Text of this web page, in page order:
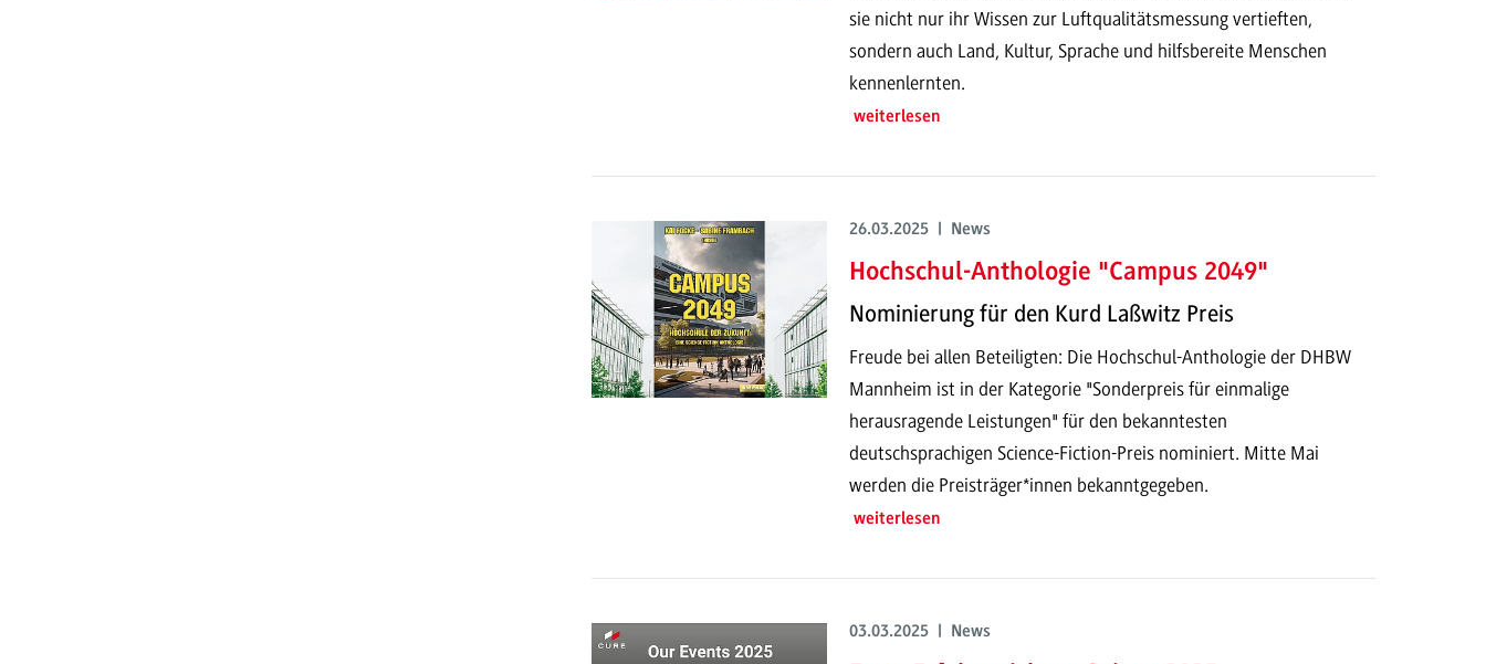
sie nicht nur ihr Wissen zur Luftqualitätsmessung vertieften,
sondern auch Land, Kultur, Sprache und hilfsbereite Menschen
kennenlernten.
weiterlesen
26.03.2025 | News
Hochschul-Anthologie "Campus 2049"
Nominierung für den Kurd Laßwitz Preis
Freude bei allen Beteiligten: Die Hochschul-Anthologie der DHBW
Mannheim ist in der Kategorie "Sonderpreis für einmalige
herausragende Leistungen" für den bekanntesten
deutschsprachigen Science-Fiction-Preis nominiert. Mitte Mai
werden die Preisträger*innen bekanntgegeben.
weiterlesen
03.03.2025 | News